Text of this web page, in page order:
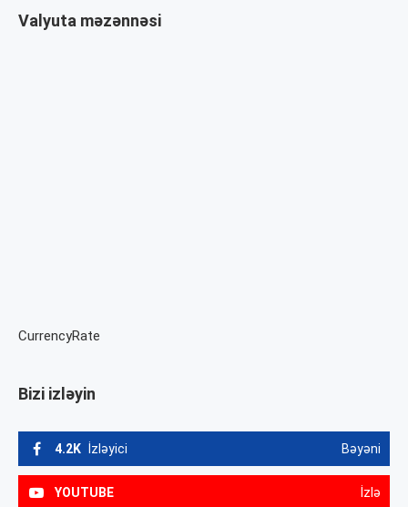
Valyuta məzənnəsi
CurrencyRate
Bizi izləyin
4.2K İzləyici Bəyəni
YOUTUBE İzlə